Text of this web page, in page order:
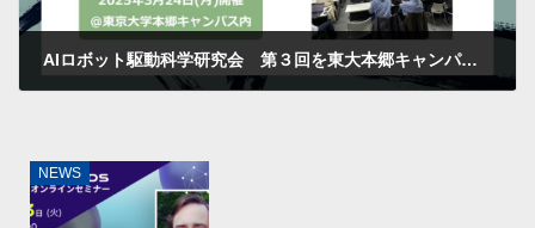
AIロボット駆動科学研究会 第３回を東大本郷キャンパス メカスタにて開催しました
NEWS